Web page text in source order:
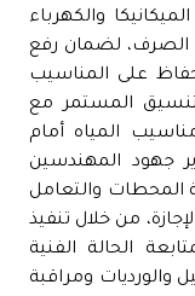
والكهرباء
الصرف، لضمان رفع
على المناسيب
المستمر مع
المياه أمام
جهود المهندسين
المحطات والتعامل
من خلال تنفيذ
الحالة الفنية
والورديات ومراقبة